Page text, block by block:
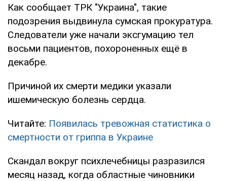
Как сообщает ТРК "Украина", такие
подозрения выдвинула сумская прокуратура.
Следователи уже начали эксгумацию тел
восьми пациентов, похороненных ещё в
декабре.
Причиной их смерти медики указали
ишемическую болезнь сердца.
Читайте: Появилась тревожная статистика о
смертности от гриппа в Украине
Скандал вокруг психлечебницы разразился
месяц назад, когда областные чиновники